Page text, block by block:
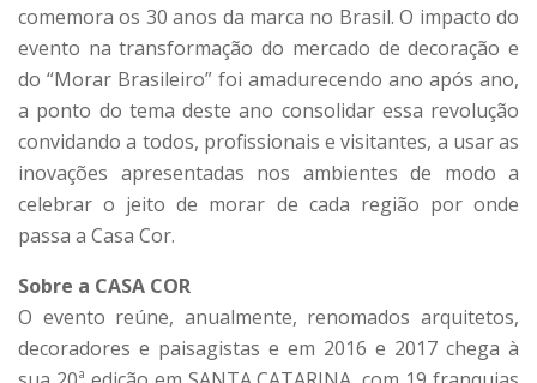
comemora os 30 anos da marca no Brasil. O impacto do
evento na transformação do mercado de decoração e
do “Morar Brasileiro” foi amadurecendo ano após ano,
a ponto do tema deste ano consolidar essa revolução
convidando a todos, profissionais e visitantes, a usar as
inovações apresentadas nos ambientes de modo a
celebrar o jeito de morar de cada região por onde
passa a Casa Cor.
Sobre a CASA COR
O evento reúne, anualmente, renomados arquitetos,
decoradores e paisagistas e em 2016 e 2017 chega à